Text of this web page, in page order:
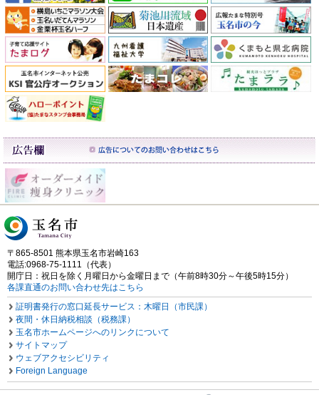
〒865-8501 熊本県玉名市岩崎163
電話:0968-75-1111（代表）
開庁日：祝日を除く月曜日から金曜日まで（午前8時30分～午後5時15分）
各課直通のお問い合わせ先はこちら
証明書発行の窓口延長サービス：木曜日（市民課）
夜間・休日納税相談（税務課）
玉名市ホームページへのリンクについて
サイトマップ
ウェブアクセシビリティ
Foreign Language